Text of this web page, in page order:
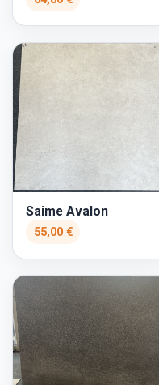
Saime Avalon
55,00 €